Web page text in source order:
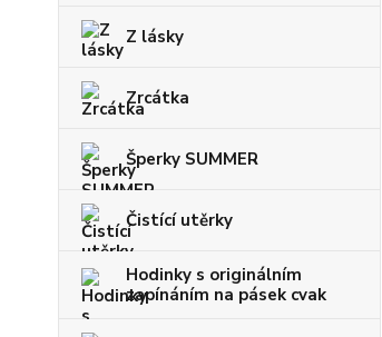
Z lásky
Zrcátka
Šperky SUMMER
Čistící utěrky
Hodinky s originálním
zapínáním na pásek cvak